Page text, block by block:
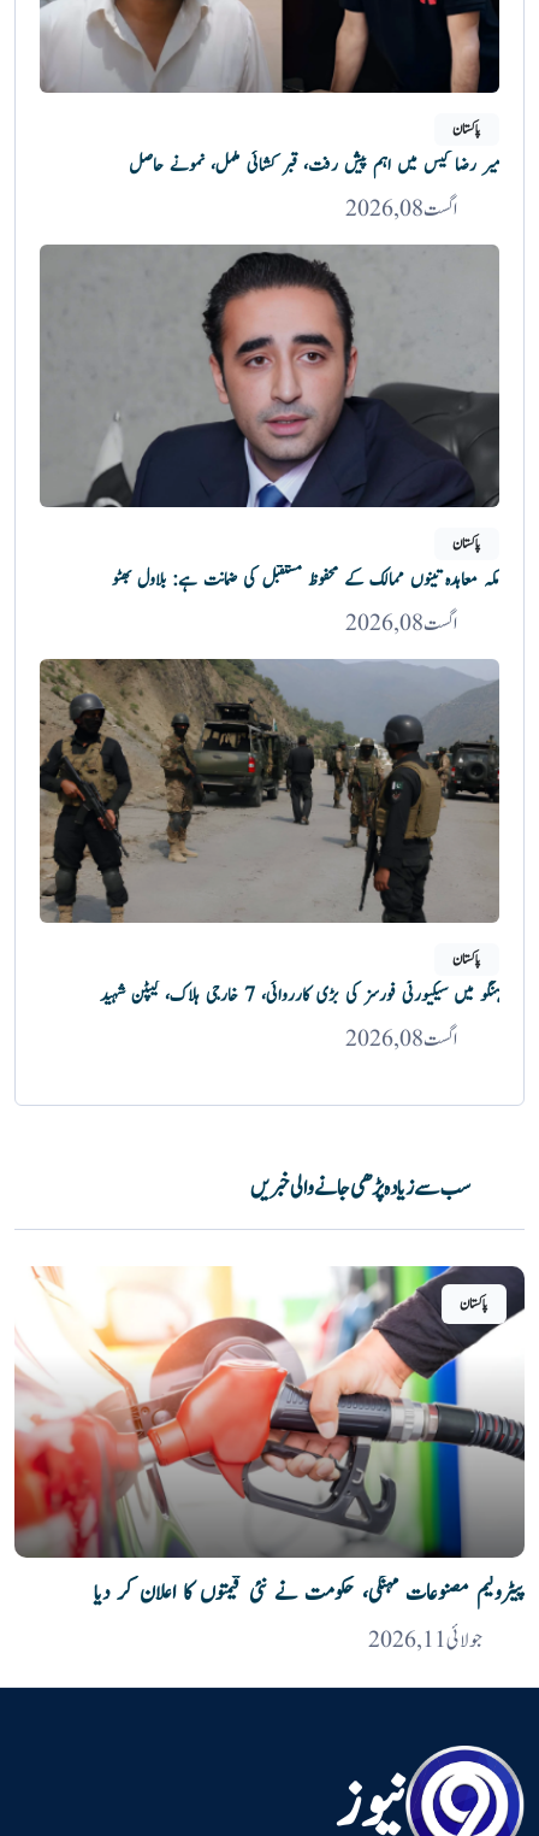
پاکستان
میر رضا کیس میں اہم پیش رفت، قبر کشائی مکمل، نمونے حاصل
اگست 08, 2026
پاکستان
مکہ معاہدہ تینوں ممالک کے محفوظ مستقبل کی ضمانت ہے: بلاول بھٹو
اگست 08, 2026
پاکستان
ہنگو میں سیکیورٹی فورسز کی بڑی کارروائی، 7 خارجی ہلاک، کیپٹن شہید
اگست 08, 2026
سب سے زیادہ پڑھی جانے والی خبریں
پاکستان
پیٹرولیم مصنوعات مہنگی، حکومت نے نئی قیمتوں کا اعلان کر دیا
جولائی 11, 2026
نیوز